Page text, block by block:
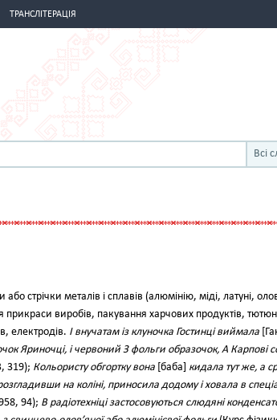
ТРАНСЛІТЕРАЦІЯ
Всі
або стрічки металів і сплавів (алюмінію, міді, латуні,
прикраси виробів, пакування харчових продуктів,
електродів. І внучатам із клуночка Гостинці виймала
Яриночці, і червоний З фольги образочок, А Карпові
319); Кольористу обгортку вона [баба] кидала тут же, а
на коліні, приносила додому і ховала в
94); В радіотехніці застосовуються слюдяні